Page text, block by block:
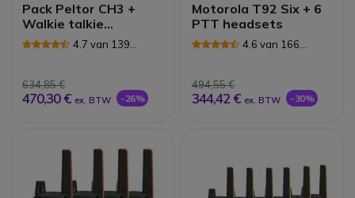
Pack Peltor CH3 +
Walkie talkie
Motorola XT420
4.7 van 139
634,85 €
470,30 € ex. BTW -26%
Motorola T92 Six + 6
PTT headsets
4.6 van 166
494,55 €
344,42 € ex. BTW -30%